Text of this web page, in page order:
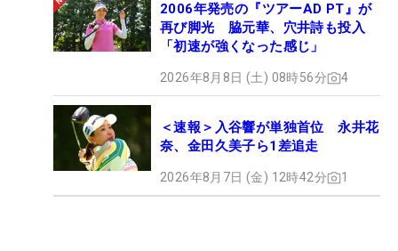
2006年発売の『ツアーAD PT』が
再び脚光 脇元華、穴井詩も投入
「初速が強くなった感じ」
2026年8月8日 (土) 08時56分 4
＜速報＞入谷響が単独首位 永井花
奈、金田久美子ら1差追走
2026年8月7日 (金) 12時42分 1